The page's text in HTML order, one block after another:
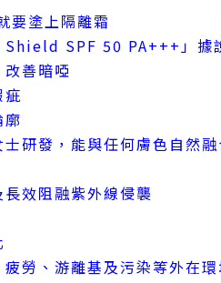
要塗上隔離霜
Shield SPF 50 PA+++」據
善暗啞
疵
研發，能與任何膚色自然融
效阻融紫外線侵襲
勞、游離基及污染等外在環